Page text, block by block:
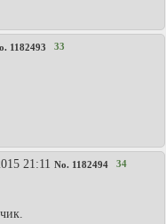
1182493 33
21:11 No. 1182494 34